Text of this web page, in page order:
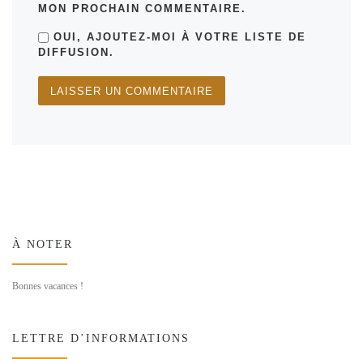
MON PROCHAIN COMMENTAIRE.
OUI, AJOUTEZ-MOI À VOTRE LISTE DE
DIFFUSION.
À NOTER
Bonnes vacances !
LETTRE D’INFORMATIONS